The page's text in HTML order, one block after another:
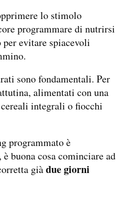
lo stimolo
programmare di nutrirsi
evitare spiacevoli
sono fondamentali. Per
alimentati con una
integrali o fiocchi
programmato è
buona cosa cominciare ad
giàdue giorni